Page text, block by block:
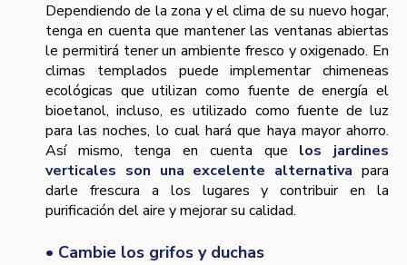
Dependiendo de la zona y el clima de su nuevo hogar,
tenga en cuenta que mantener las ventanas abiertas
le permitirá tener un ambiente fresco y oxigenado. En
climas templados puede implementar chimeneas
ecológicas que utilizan como fuente de energía el
bioetanol, incluso, es utilizado como fuente de luz
para las noches, lo cual hará que haya mayor ahorro.
Así mismo, tenga en cuenta que los jardines
verticales son una excelente alternativa para
darle frescura a los lugares y contribuir en la
purificación del aire y mejorar su calidad.
• Cambie los grifos y duchas